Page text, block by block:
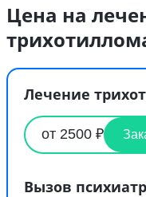
Цена на
Лечение
от 2500 ₽
Вызов